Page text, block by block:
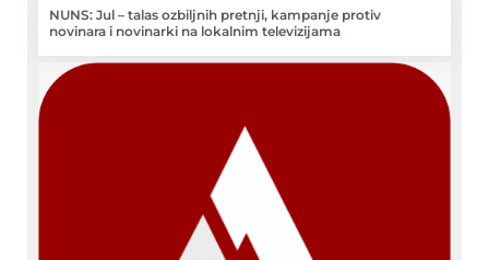
NUNS: Jul – talas ozbiljnih pretnji, kampanje protiv
novinara i novinarki na lokalnim televizijama